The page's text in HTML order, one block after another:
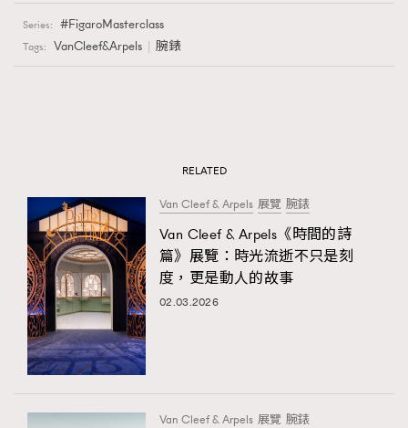
Series: FigaroMasterclass
Tags: VanCleef&Arpels 腕錶
RELATED
Van Cleef & Arpels 展覽 腕錶
Van Cleef & Arpels《時間的詩
篇》展覽：時光流逝不只是刻
度，更是動人的故事
02.03.2026
Van Cleef & Arpels 展覽 腕錶